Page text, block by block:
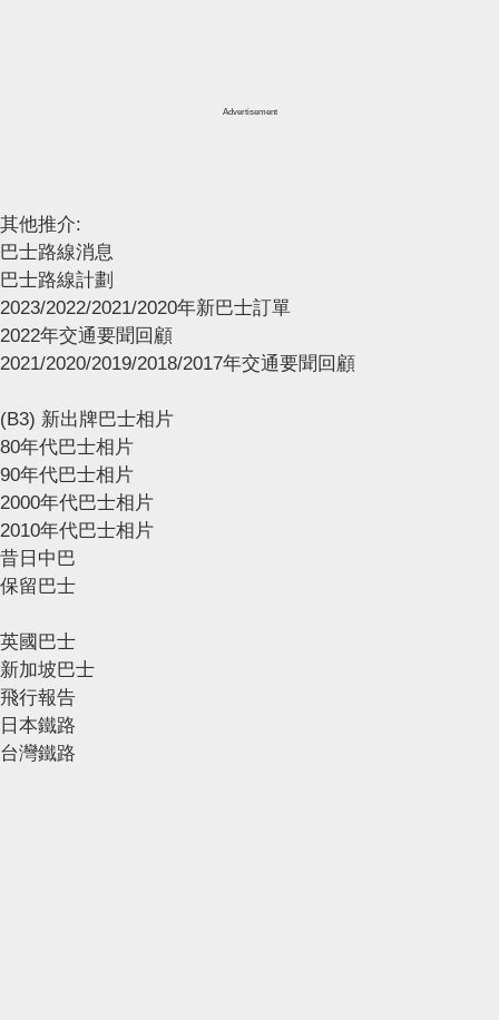
Advertisement
其他推介:
巴士路線消息
巴士路線計劃
2023/2022/2021/2020年新巴士訂單
2022年交通要聞回顧
2021/2020/2019/2018/2017年交通要聞回顧
(B3) 新出牌巴士相片
80年代巴士相片
90年代巴士相片
2000年代巴士相片
2010年代巴士相片
昔日中巴
保留巴士
英國巴士
新加坡巴士
飛行報告
日本鐵路
台灣鐵路